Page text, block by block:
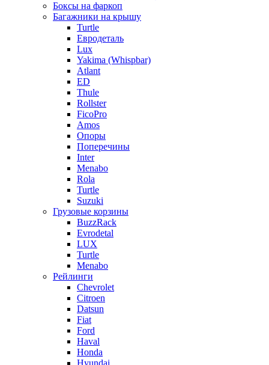
Боксы на фаркоп
Багажники на крышу
Turtle
Евродеталь
Lux
Yakima (Whispbar)
Atlant
ED
Thule
Rollster
FicoPro
Amos
Опоры
Поперечины
Inter
Menabo
Rola
Turtle
Suzuki
Грузовые корзины
BuzzRack
Evrodetal
LUX
Turtle
Menabo
Рейлинги
Chevrolet
Citroen
Datsun
Fiat
Ford
Haval
Honda
Hyundai